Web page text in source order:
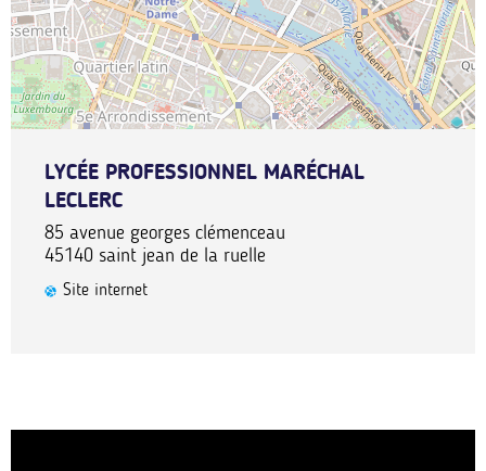
LYCÉE PROFESSIONNEL MARÉCHAL
LECLERC
85 avenue georges clémenceau
45140 saint jean de la ruelle
Site internet